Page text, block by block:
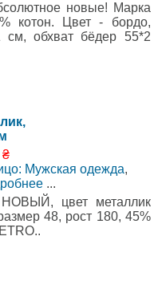
новые! Марка
котон. Цвет - бордо,
см, обхват бёдер 55*2
₴
Мужская одежда,
...
цвет металлик
48, рост 180, 45%